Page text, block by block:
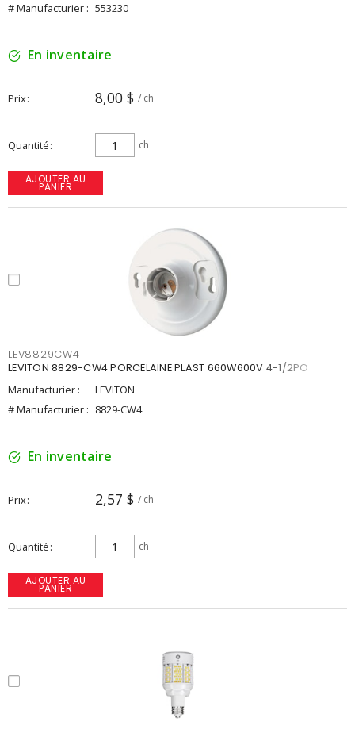
# Manufacturier : 553230
En inventaire
Prix 8,00 $ / ch
Quantité ch
AJOUTER AU
PANIER
LEV8829CW4
LEVITON 8829-CW4 PORCELAINE PLAST 660W600V 4-1/2PO
Manufacturier :
LEVITON
# Manufacturier : 8829-CW4
En inventaire
Prix 2,57 $ / ch
Quantité ch
AJOUTER AU
PANIER